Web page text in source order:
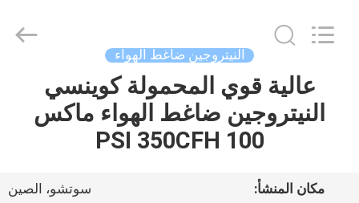
معلومات
Technology
Co.,Ltd.
النيتروجين ضاغط الهواء
عالية قوي المحمولة كوينسي
النيتروجين ضاغط الهواء ماكس
100 PSI 350CFH
مكان المنشأ:
سوتشو، الصين